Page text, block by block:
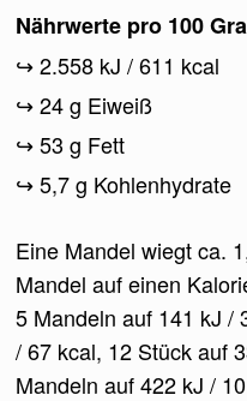
Nährwerte pro 100
2.558 kJ / 611 kcal
24 g Eiweiß
53 g Fett
5,7 g Kohlenhydrate
Eine Mandel wiegt ca.
Mandel auf einen
5 Mandeln auf 141 kJ /
/ 67 kcal, 12 Stück auf
Mandeln auf 422 kJ /